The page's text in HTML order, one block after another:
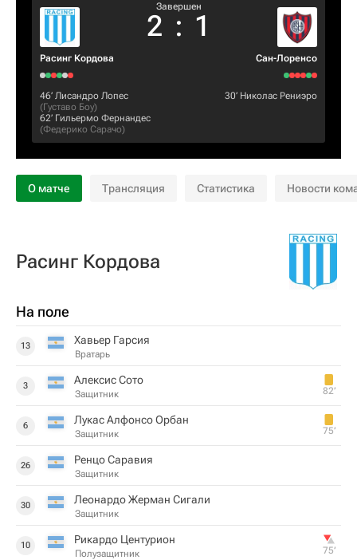
Расинг Кордова
Завершен
2 : 1
Сан-Лоренсо
46‎’‎ Лисандро Лопес
(Густаво Боу)
62‎’‎ Гильермо Фернандес
(Федерико Сарачо)
30‎’‎ Николас Рениэро
О матче Трансляция Статистика Новости
Расинг Кордова
На поле
13 Хавьер Гарсия
Вратарь
3 Алексис Сото
Защитник 82‎’‎
6 Лукас Алфонсо Орбан
Защитник 75‎’‎
26 Ренцо Саравия
Защитник
30 Леонардо Жерман Сигали
Защитник
10 Рикардо Центурион
Полузащитник 75‎’‎